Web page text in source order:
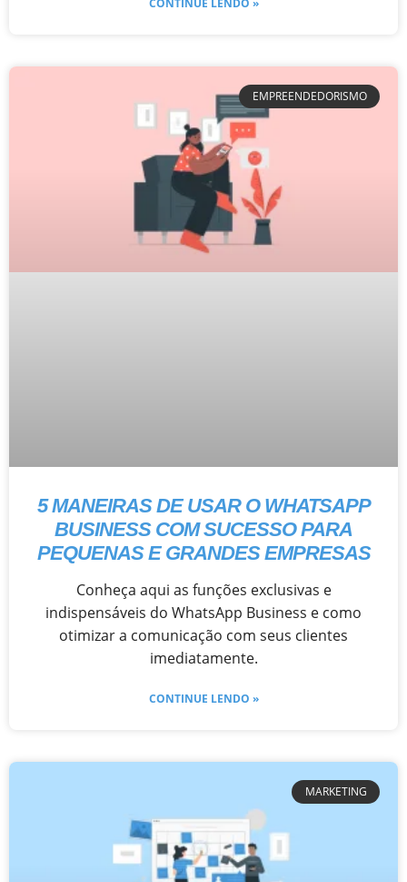
EMPREENDEDORISMO
5 MANEIRAS DE USAR O WHATSAPP
BUSINESS COM SUCESSO PARA
PEQUENAS E GRANDES EMPRESAS
Conheça aqui as funções exclusivas e
indispensáveis do WhatsApp Business e como
otimizar a comunicação com seus clientes
imediatamente.
CONTINUE LENDO »
MARKETING